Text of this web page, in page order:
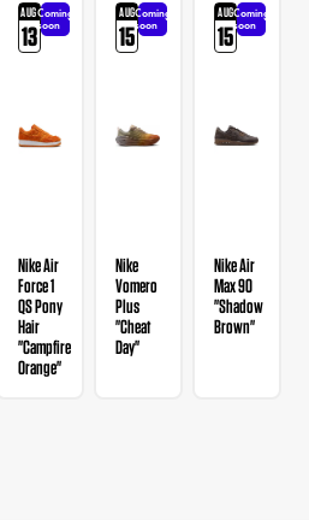
AUG
13
Coming
soon
Nike Air
Force 1
QS Pony
Hair
"Campfire
Orange"
AUG
15
Coming
soon
Nike
Vomero
Plus
"Cheat
Day"
AUG
15
Coming
soon
Nike Air
Max 90
"Shadow
Brown"